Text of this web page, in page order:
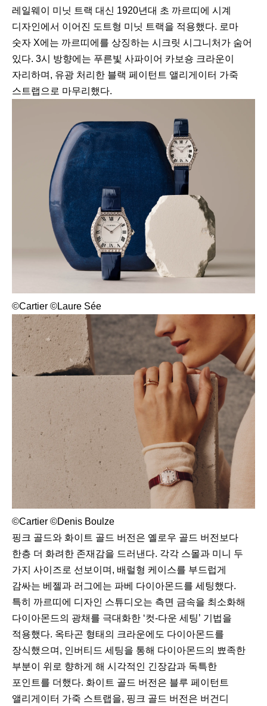
레일웨이 미닛 트랙 대신 1920년대 초 까르띠에 시계
디자인에서 이어진 도트형 미닛 트랙을 적용했다. 로마
숫자 X에는 까르띠에를 상징하는 시크릿 시그니처가 숨어
있다. 3시 방향에는 푸른빛 사파이어 카보숑 크라운이
자리하며, 유광 처리한 블랙 페이턴트 앨리게이터 가죽
스트랩으로 마무리했다.
©Cartier ©Laure Sée
©Cartier ©Denis Boulze
핑크 골드와 화이트 골드 버전은 옐로우 골드 버전보다
한층 더 화려한 존재감을 드러낸다. 각각 스몰과 미니 두
가지 사이즈로 선보이며, 배럴형 케이스를 부드럽게
감싸는 베젤과 러그에는 파베 다이아몬드를 세팅했다.
특히 까르띠에 디자인 스튜디오는 측면 금속을 최소화해
다이아몬드의 광채를 극대화한 ‘컷-다운 세팅’ 기법을
적용했다. 옥타곤 형태의 크라운에도 다이아몬드를
장식했으며, 인버티드 세팅을 통해 다이아몬드의 뾰족한
부분이 위로 향하게 해 시각적인 긴장감과 독특한
포인트를 더했다. 화이트 골드 버전은 블루 페이턴트
앨리게이터 가죽 스트랩을, 핑크 골드 버전은 버건디